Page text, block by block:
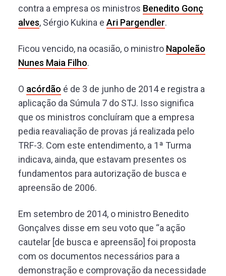
contra a empresa os ministros Benedito Gonç
alves, Sérgio Kukina e Ari Pargendler.
Ficou vencido, na ocasião, o ministro Napoleão
Nunes Maia Filho.
O acórdão é de 3 de junho de 2014 e registra a
aplicação da Súmula 7 do STJ. Isso significa
que os ministros concluíram que a empresa
pedia reavaliação de provas já realizada pelo
TRF-3. Com este entendimento, a 1ª Turma
indicava, ainda, que estavam presentes os
fundamentos para autorização de busca e
apreensão de 2006.
Em setembro de 2014, o ministro Benedito
Gonçalves disse em seu voto que “a ação
cautelar [de busca e apreensão] foi proposta
com os documentos necessários para a
demonstração e comprovação da necessidade